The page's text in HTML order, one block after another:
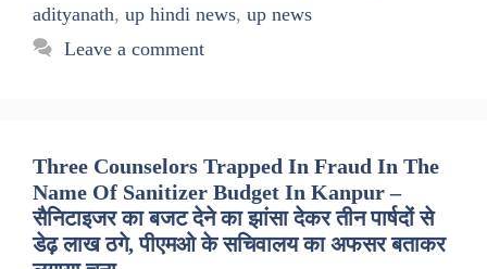
adityanath, up hindi news, up news
Leave a comment
Three Counselors Trapped In Fraud In The
Name Of Sanitizer Budget In Kanpur –
सैनिटाइजर का बजट देने का झांसा देकर तीन पार्षदों से
डेढ़ लाख ठगे, पीएमओ के सचिवालय का अफसर बताकर